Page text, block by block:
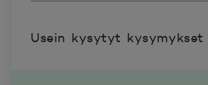
Usein kysytyt kysymykset